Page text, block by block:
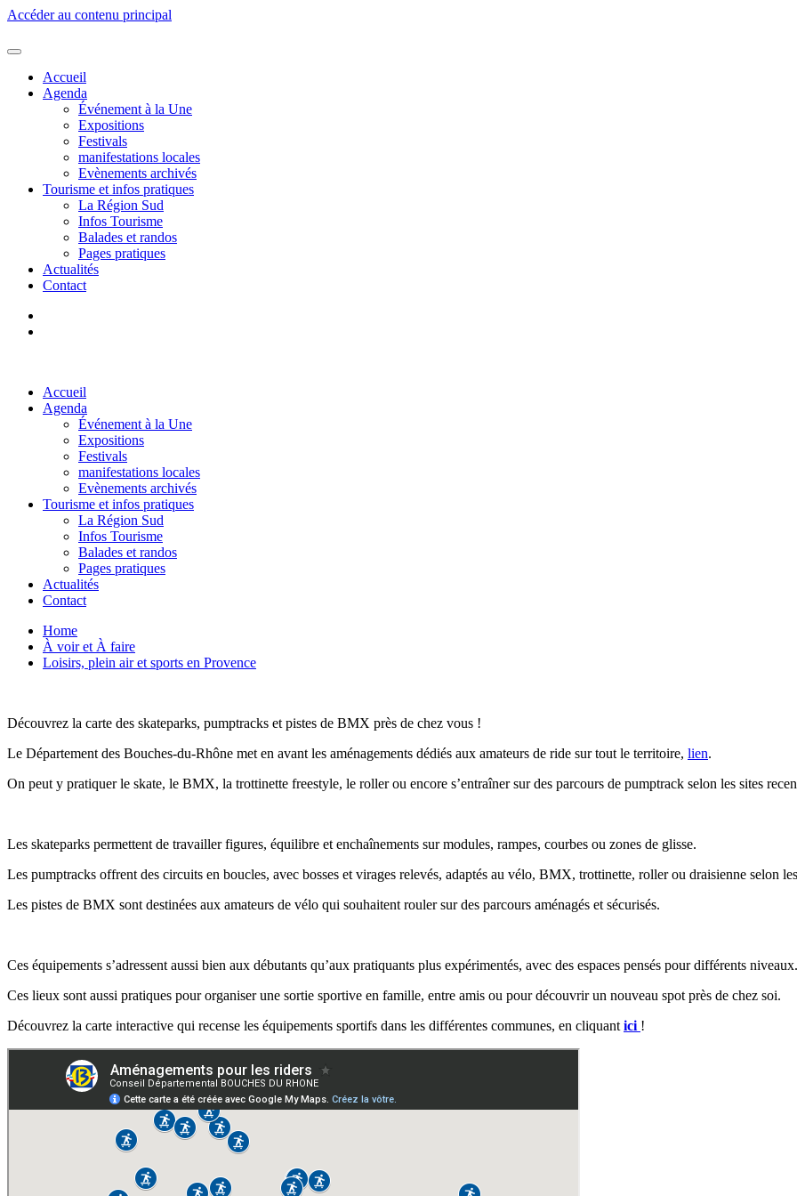
Accéder au contenu principal
Accueil
Agenda
Événement à la Une
Expositions
Festivals
manifestations locales
Evènements archivés
Tourisme et infos pratiques
La Région Sud
Infos Tourisme
Balades et randos
Pages pratiques
Actualités
Contact
Accueil
Agenda
Événement à la Une
Expositions
Festivals
manifestations locales
Evènements archivés
Tourisme et infos pratiques
La Région Sud
Infos Tourisme
Balades et randos
Pages pratiques
Actualités
Contact
Home
À voir et À faire
Loisirs, plein air et sports en Provence
Découvrez la carte des skateparks, pumptracks et pistes de BMX près de chez vous !
Le Département des Bouches-du-Rhône met en avant les aménagements dédiés aux amateurs de ride sur tout le territoire, lien.
On peut y pratiquer le skate, le BMX, la trottinette freestyle, le roller ou encore s’entraîner sur des parcours de pumptrack selon les sites
Les skateparks permettent de travailler figures, équilibre et enchaînements sur modules, rampes, courbes ou zones de glisse.
Les pumptracks offrent des circuits en boucles, avec bosses et virages relevés, adaptés au vélo, BMX, trottinette, roller ou draisienne selon
Les pistes de BMX sont destinées aux amateurs de vélo qui souhaitent rouler sur des parcours aménagés et sécurisés.
Ces équipements s’adressent aussi bien aux débutants qu’aux pratiquants plus expérimentés, avec des espaces pensés pour différents niveaux.
Ces lieux sont aussi pratiques pour organiser une sortie sportive en famille, entre amis ou pour découvrir un nouveau spot près de chez soi.
Découvrez la carte interactive qui recense les équipements sportifs dans les différentes communes, en cliquant ici !